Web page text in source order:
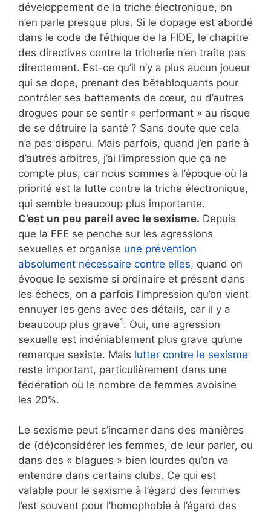
développement de la triche électronique, on
n’en parle presque plus. Si le dopage est abordé
dans le code de l’éthique de la FIDE, le chapitre
des directives contre la tricherie n’en traite pas
directement. Est-ce qu’il n’y a plus aucun joueur
qui se dope, prenant des bêtabloquants pour
contrôler ses battements de cœur, ou d’autres
drogues pour se sentir « performant » au risque
de se détruire la santé ? Sans doute que cela
n’a pas disparu. Mais parfois, quand j’en parle à
d’autres arbitres, j’ai l’impression que ça ne
compte plus, car nous sommes à l’époque où la
priorité est la lutte contre la triche électronique,
qui semble beaucoup plus importante.
C’est un peu pareil avec le sexisme. Depuis
que la FFE se penche sur les agressions
sexuelles et organise une prévention
absolument nécessaire contre elles, quand on
évoque le sexisme si ordinaire et présent dans
les échecs, on a parfois l’impression qu’on vient
ennuyer les gens avec des détails, car il y a
beaucoup plus grave1. Oui, une agression
sexuelle est indéniablement plus grave qu’une
remarque sexiste. Mais lutter contre le sexisme
reste important, particulièrement dans une
fédération où le nombre de femmes avoisine
les 20%.
Le sexisme peut s’incarner dans des manières
de (dé)considérer les femmes, de leur parler, ou
dans des « blagues » bien lourdes qu’on va
entendre dans certains clubs. Ce qui est
valable pour le sexisme à l’égard des femmes
l’est souvent pour l’homophobie à l’égard des